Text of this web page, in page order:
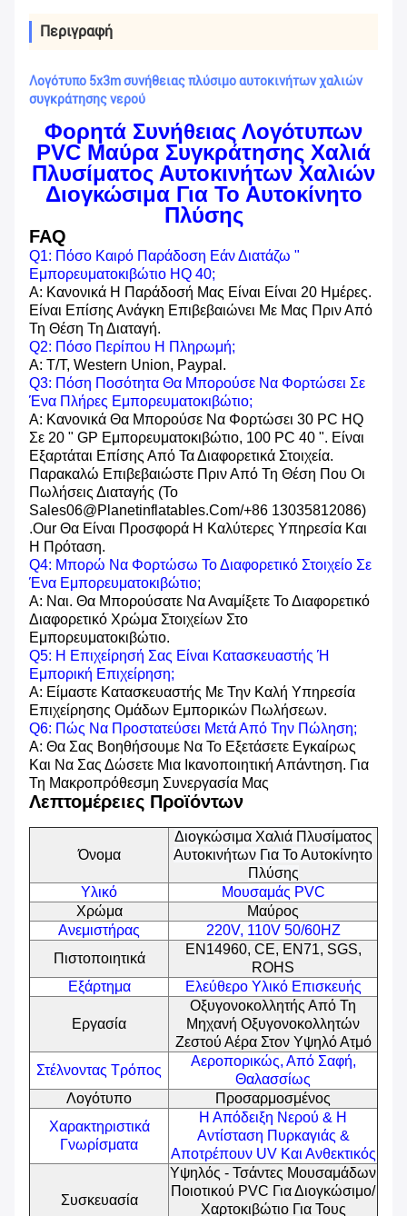
Περιγραφή
Λογότυπο 5x3m συνήθειας πλύσιμο αυτοκινήτων χαλιών
συγκράτησης νερού
Φορητά Συνήθειας Λογότυπων
PVC Μαύρα Συγκράτησης Χαλιά
Πλυσίματος Αυτοκινήτων Χαλιών
Διογκώσιμα Για Το Αυτοκίνητο
Πλύσης
FAQ
Q1: Πόσο Καιρό Παράδοση Εάν Διατάζω "
Εμπορευματοκιβώτιο HQ 40;
Α: Κανονικά Η Παράδοσή Μας Είναι Είναι 20 Ημέρες.
Είναι Επίσης Ανάγκη Επιβεβαιώνει Με Μας Πριν Από
Τη Θέση Τη Διαταγή.
Q2: Πόσο Περίπου Η Πληρωμή;
Α: T/T, Western Union, Paypal.
Q3: Πόση Ποσότητα Θα Μπορούσε Να Φορτώσει Σε
Ένα Πλήρες Εμπορευματοκιβώτιο;
Α: Κανονικά Θα Μπορούσε Να Φορτώσει 30 PC HQ
Σε 20 " GP Εμπορευματοκιβώτιο, 100 PC 40 ". Είναι
Εξαρτάται Επίσης Από Τα Διαφορετικά Στοιχεία.
Παρακαλώ Επιβεβαιώστε Πριν Από Τη Θέση Που Οι
Πωλήσεις Διαταγής (το
Sales06@planetinflatables.com/+86 13035812086)
.our Θα Είναι Προσφορά Η Καλύτερες Υπηρεσία Και
Η Πρόταση.
Q4: Μπορώ Να Φορτώσω Το Διαφορετικό Στοιχείο Σε
Ένα Εμπορευματοκιβώτιο;
Α: Ναι. Θα Μπορούσατε Να Αναμίξετε Το Διαφορετικό
Διαφορετικό Χρώμα Στοιχείων Στο
Εμπορευματοκιβώτιο.
Q5: Η Επιχείρησή Σας Είναι Κατασκευαστής Ή
Εμπορική Επιχείρηση;
Α: Είμαστε Κατασκευαστής Με Την Καλή Υπηρεσία
Επιχείρησης Ομάδων Εμπορικών Πωλήσεων.
Q6: Πώς Να Προστατεύσει Μετά Από Την Πώληση;
Α: Θα Σας Βοηθήσουμε Να Το Εξετάσετε Εγκαίρως
Και Να Σας Δώσετε Μια Ικανοποιητική Απάντηση. Για
Τη Μακροπρόθεσμη Συνεργασία Μας
Λεπτομέρειες Προϊόντων
Όνομα
Διογκώσιμα Χαλιά Πλυσίματος
Αυτοκινήτων Για Το Αυτοκίνητο
Πλύσης
Υλικό
Μουσαμάς PVC
Χρώμα
Μαύρος
Ανεμιστήρας
220V, 110V 50/60HZ
Πιστοποιητικά
EN14960, CE, EN71, SGS,
ROHS
Εξάρτημα
Ελεύθερο Υλικό Επισκευής
Εργασία
Οξυγονοκολλητής Από Τη
Μηχανή Οξυγονοκολλητών
Ζεστού Αέρα Στον Υψηλό Ατμό
Στέλνοντας Τρόπος
Αεροπορικώς, Από Σαφή,
Θαλασσίως
Λογότυπο
Προσαρμοσμένος
Χαρακτηριστικά
Γνωρίσματα
Η Απόδειξη Νερού & Η
Αντίσταση Πυρκαγιάς &
Αποτρέπουν UV Και Ανθεκτικός
Συσκευασία
Υψηλός - Τσάντες Μουσαμάδων
Ποιοτικού PVC Για Διογκώσιμο/
Χαρτοκιβώτιο Για Τους